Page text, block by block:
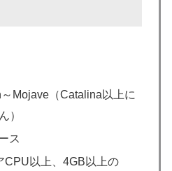
Mojave（Catalina以上に
）
ス
CPU以上、4GB以上の